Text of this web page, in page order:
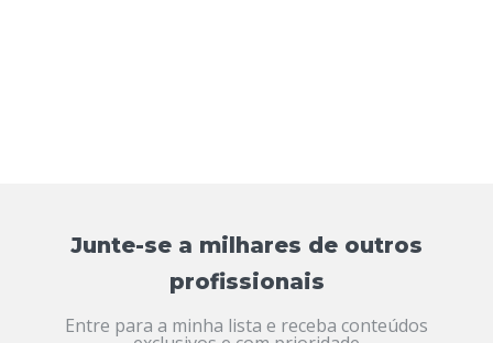
Junte-se a milhares de outros
profissionais
Entre para a minha lista e receba conteúdos